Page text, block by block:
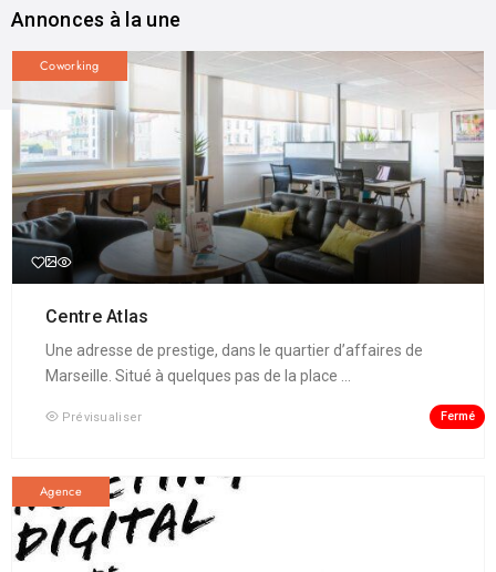
Annonces à la une
Coworking
Centre Atlas
Une adresse de prestige, dans le quartier d’affaires de
Marseille. Situé à quelques pas de la place ...
Prévisualiser Fermé
Agence